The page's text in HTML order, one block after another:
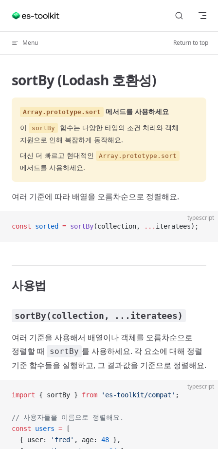
Skip to content
Menu Return to top
sortBy (Lodash 호환성)
Array.prototype.sort
메서드를 사용하세요
이
sortBy
함수는 다양한 타입의 조건 처리와 객체
지원으로 인해 복잡하게 동작해요.
대신 더 빠르고 현대적인
Array.prototype.sort
메서드를 사용하세요.
여러 기준에 따라 배열을 오름차순으로 정렬해요.
typescript
const sorted = sortBy(collection, ... iteratees);
사용법
sortBy(collection, ...iteratees)
여러 기준을 사용해서 배열이나 객체를 오름차순으로
정렬할 때
sortBy 를 사용하세요. 각 요소에 대해 정렬
기준 함수들을 실행하고, 그 결과값을 기준으로 정렬해요.
typescript
import { sortBy } from 'es-toolkit/compat' ;
// 사용자들을 이름으로 정렬해요.
const users = [
  { user:
'fred' , age: 48 },